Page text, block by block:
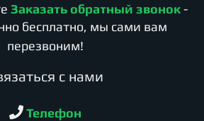
Заказать обратный звонок -
бесплатно, мы сами вам
перезвоним!
с нами
Телефон